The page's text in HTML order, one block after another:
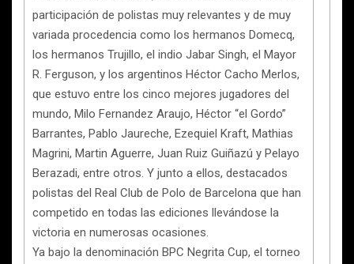
participación de polistas muy relevantes y de muy
variada procedencia como los hermanos Domecq,
los hermanos Trujillo, el indio Jabar Singh, el Mayor
R. Ferguson, y los argentinos Héctor Cacho Merlos,
que estuvo entre los cinco mejores jugadores del
mundo, Milo Fernandez Araujo, Héctor “el Gordo”
Barrantes, Pablo Jaureche, Ezequiel Kraft, Mathias
Magrini, Martin Aguerre, Juan Ruiz Guiñazú y Pelayo
Berazadi, entre otros. Y junto a ellos, destacados
polistas del Real Club de Polo de Barcelona que han
competido en todas las ediciones llevándose la
victoria en numerosas ocasiones.
Ya bajo la denominación BPC Negrita Cup, el torneo